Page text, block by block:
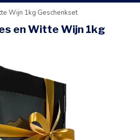
Wijn 1kg Geschenkset
en Witte Wijn 1kg